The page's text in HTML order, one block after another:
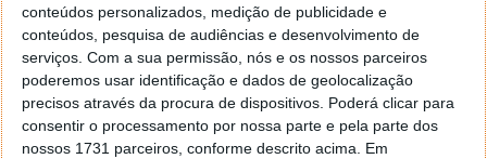
conteúdos personalizados, medição de publicidade e
conteúdos, pesquisa de audiências e desenvolvimento de
serviços. Com a sua permissão, nós e os nossos parceiros
poderemos usar identificação e dados de geolocalização
precisos através da procura de dispositivos. Poderá clicar para
consentir o processamento por nossa parte e pela parte dos
nossos 1731 parceiros, conforme descrito acima. Em
Vítor M.
7 de Novembro de 2005 às 01:39
@Reporter
Desculpa mas o link funciona. Seja como for segue por mail
o MSn Messenger 8.
Responder